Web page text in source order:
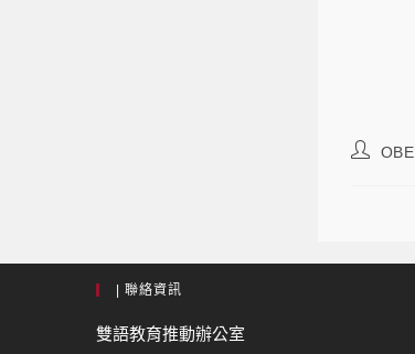
OBE
| 聯絡資訊
雙語教育推動辦公室